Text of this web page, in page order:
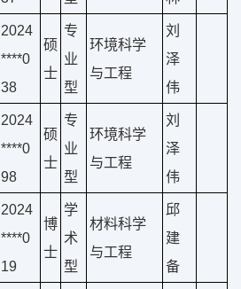
2024
****0
38
硕
士
专
业
型
环境科学
与工程
刘
泽
伟
2024
****0
98
硕
士
专
业
型
环境科学
与工程
刘
泽
伟
2024
****0
19
博
士
学
术
型
材料科学
与工程
邱
建
备